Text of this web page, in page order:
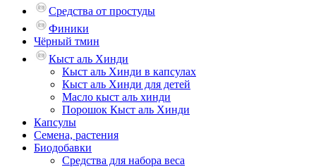
Средства от простуды
Финики
Чёрный тмин
Кыст аль Хинди
Кыст аль Хинди в капсулах
Кыст аль Хинди для детей
Масло кыст аль хинди
Порошок Кыст аль Хинди
Капсулы
Семена, растения
Биодобавки
Средства для набора веса